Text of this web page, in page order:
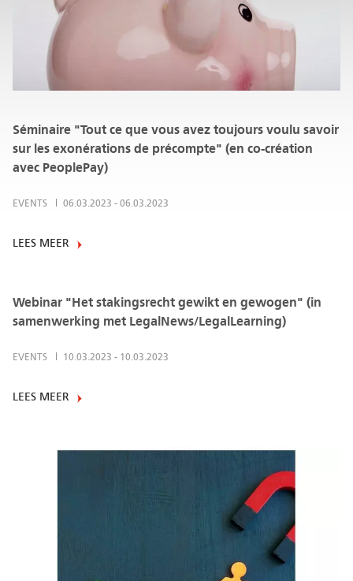
Séminaire "Tout ce que vous avez toujours voulu savoir
sur les exonérations de précompte" (en co-création
avec PeoplePay)
EVENTS 06.03.2023 - 06.03.2023
LEES MEER
Webinar "Het stakingsrecht gewikt en gewogen" (in
samenwerking met LegalNews/LegalLearning)
EVENTS 10.03.2023 - 10.03.2023
LEES MEER